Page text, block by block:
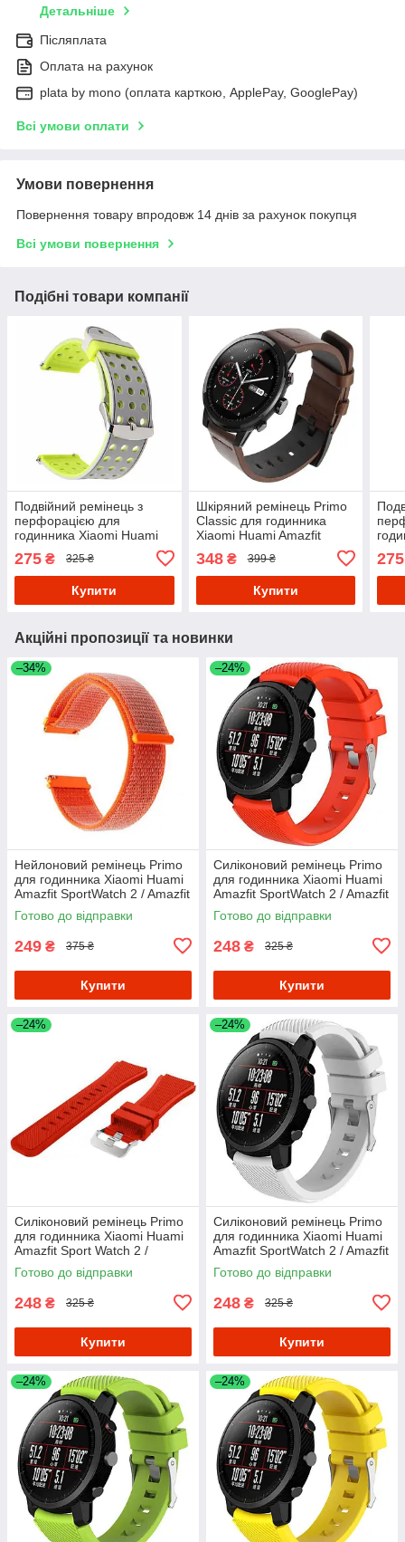
Детальніше
Післяплата
Оплата на рахунок
plata by mono (оплата карткою, ApplePay, GooglePay)
Всі умови оплати
Умови повернення
Повернення товару впродовж 14 днів за рахунок покупця
Всі умови повернення
Подібні товари компанії
Подвійний ремінець з
перфорацією для
годинника Xiaomi Huami
2/Amazfit Stratos -
Grey&Yellow
275 ₴ 325 ₴
Купити
Шкіряний ремінець Primo
Classic для годинника
Xiaomi Huami Amazfit
Stratos - Coffee
348₴ 399 ₴
Купити
2/
275
Акційні пропозиції та новинки
–34%
Нейлоновий ремінець Primo
для годинника Xiaomi Huami
Amazfit SportWatch 2 / Amazfit
Stratos - Orange
Готово до відправки
249 ₴ 375 ₴
Купити
–24%
Силіконовий ремінець Primo
для годинника Xiaomi Huami
Amazfit SportWatch 2 / Amazfit
Stratos - Orange
Готово до відправки
248 ₴ 325 ₴
Купити
–24%
Силіконовий ремінець Primo
для годинника Xiaomi Huami
Amazfit Sport Watch 2 /
Amazfit Stratos - Red
Готово до відправки
248 ₴ 325 ₴
Купити
–24%
Силіконовий ремінець Primo
для годинника Xiaomi Huami
Amazfit SportWatch 2 / Amazfit
Stratos - White
Готово до відправки
248 ₴ 325 ₴
Купити
–24% –24%